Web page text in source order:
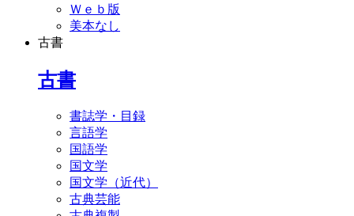
Ｗｅｂ版
美本なし
古書
古書
書誌学・目録
言語学
国語学
国文学
国文学（近代）
古典芸能